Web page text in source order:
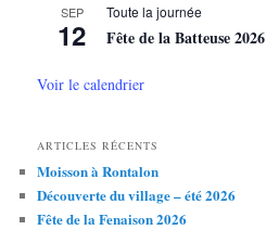
SEP
12
Toute la journée
Fête de la Batteuse 2026
Voir le calendrier
ARTICLES RÉCENTS
Moisson à Rontalon
Découverte du village – été 2026
Fête de la Fenaison 2026